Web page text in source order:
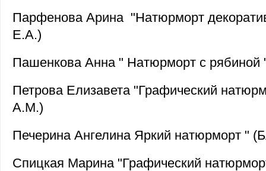
Парфенова Арина "Натюрморт
Е.А.)
Пашенкова Анна " Натюрморт с рябиной
Петрова Елизавета "Графический
А.М.)
Печерина Ангелина Яркий натюрморт "
Спицкая Марина "Графический